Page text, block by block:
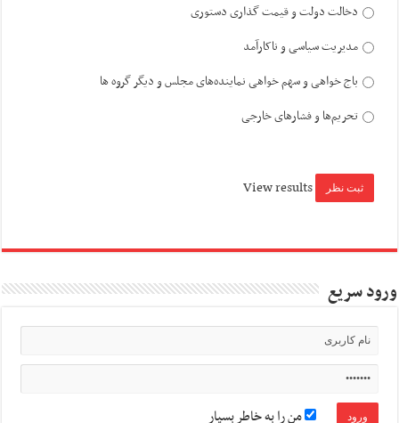
دخالت دولت و قیمت گذاری دستوری
مدیریت سیاسی و ناکارآمد
باج خواهی و سهم خواهی نماینده‌های مجلس و دیگر گروه ها
تحریم‌ها و فشارهای خارجی
View results
ورود سریع
من را به خاطر بسپار